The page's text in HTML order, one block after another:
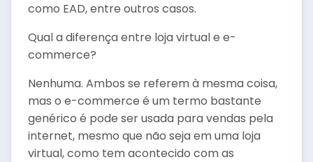
como EAD, entre outros casos.
Qual a diferença entre loja virtual e e-
commerce?
Nenhuma. Ambos se referem à mesma coisa,
mas o e-commerce é um termo bastante
genérico é pode ser usada para vendas pela
internet, mesmo que não seja em uma loja
virtual, como tem acontecido com as